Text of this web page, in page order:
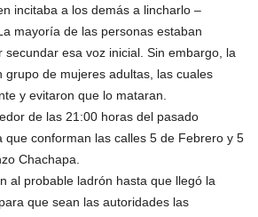
incitaba a los demás a lincharlo –
mayoría de las personas estaban
esa voz inicial. Sin embargo, la
grupo de mujeres adultas, las cuales
y evitaron que lo mataran.
de las 21:00 horas del pasado
que conforman las calles 5 de Febrero y 5
Chachapa.
al probable ladrón hasta que llegó la
que sean las autoridades las